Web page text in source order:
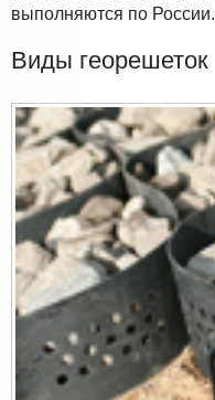
выполняются по России.
Виды георешеток